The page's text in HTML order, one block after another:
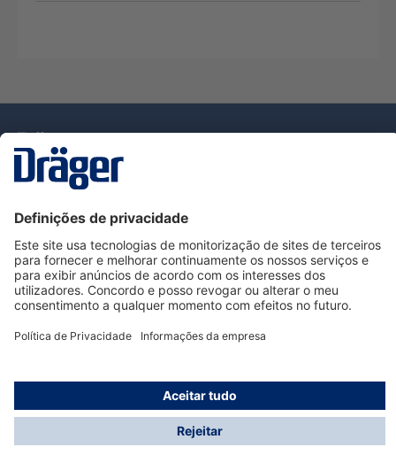
Serviço de Apoio ao Cliente Dräger
Utilização da loja
Informações
© Dräger Portugal, Lda, 2024
* Todos os preços excl. IVA mais
possíveis taxas de entrega, se não for indicado o